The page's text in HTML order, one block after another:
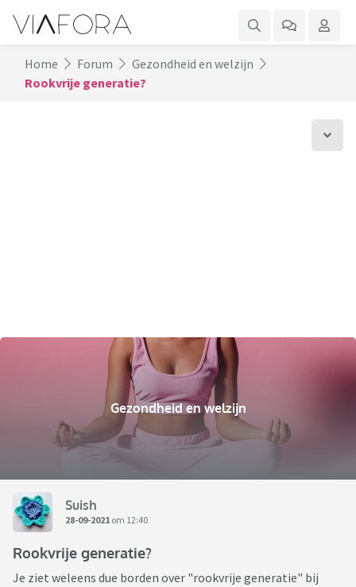
Home Forum
Gezondheid en welzijn
Rookvrije generatie?
Gezondheid en welzijn
Suish
28-09-2021 om 12:40
Rookvrije generatie?
Je ziet weleens due borden over "rookvrije generatie" bij